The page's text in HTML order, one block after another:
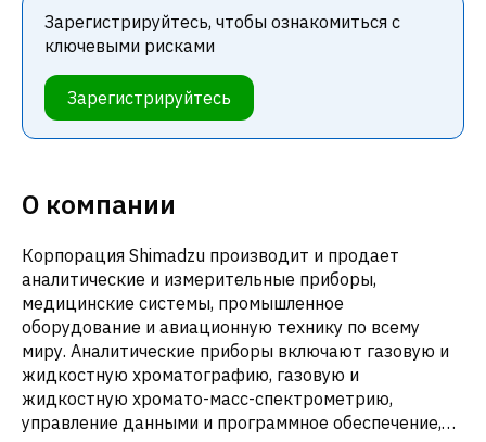
Зарегистрируйтесь, чтобы ознакомиться с
ключевыми рисками
Зарегистрируйтесь
О компании
Корпорация Shimadzu производит и продает
аналитические и измерительные приборы,
медицинские системы, промышленное
оборудование и авиационную технику по всему
миру. Аналитические приборы включают газовую и
жидкостную хроматографию, газовую и
жидкостную хромато-масс-спектрометрию,
управление данными и программное обеспечение,